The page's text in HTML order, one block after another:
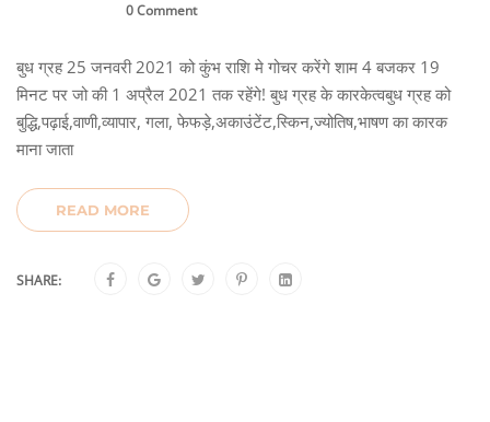
0 Comment
बुध ग्रह 25 जनवरी 2021 को कुंभ राशि मे गोचर करेंगे शाम 4 बजकर 19
मिनट पर जो की 1 अप्रैल 2021 तक रहेंगे! बुध ग्रह के कारकेत्वबुध ग्रह को
बुद्धि,पढ़ाई,वाणी,व्यापार, गला, फेफड़े,अकाउंटेंट,स्किन,ज्योतिष,भाषण का कारक
माना जाता
READ MORE
SHARE: